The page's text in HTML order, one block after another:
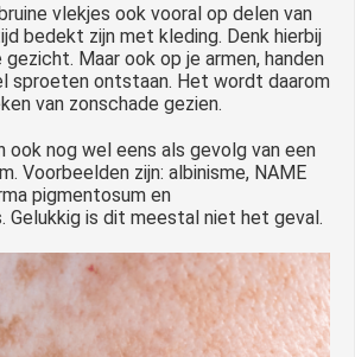
vlekjes ook vooral op delen van
bedekt zijn met kleding. Denk hierbij
Maar ook op je armen, handen
sproeten ontstaan. Het wordt daarom
van zonschade gezien.
nog wel eens als gevolg van een
Voorbeelden zijn: albinisme, NAME
pigmentosum en
Gelukkig is dit meestal niet het geval.